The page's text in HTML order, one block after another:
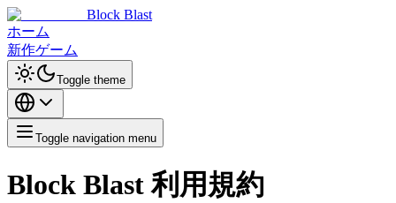
Block Blast
ホーム
新作ゲーム
Toggle theme
Toggle navigation menu
Block Blast 利用規約